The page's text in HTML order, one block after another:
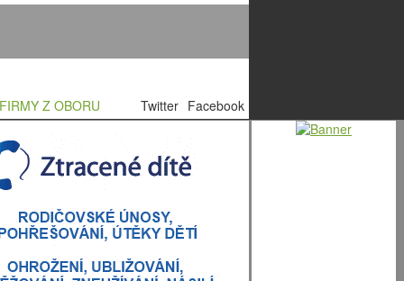
FIRMY Z OBORU Twitter Facebook